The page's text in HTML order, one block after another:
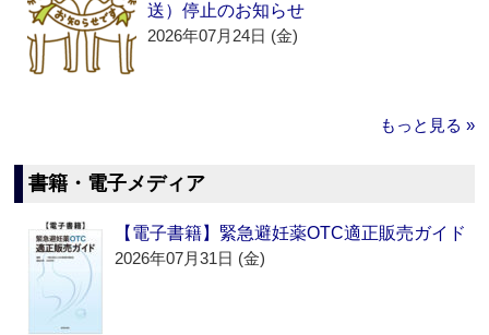
送）停止のお知らせ
2026年07月24日 (金)
もっと見る »
書籍・電子メディア
【電子書籍】緊急避妊薬OTC適正販売ガイド
2026年07月31日 (金)